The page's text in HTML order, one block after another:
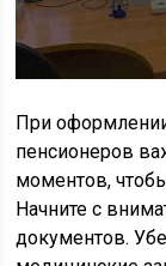
При
пенсионеров
моментов,
Начните с
документов.